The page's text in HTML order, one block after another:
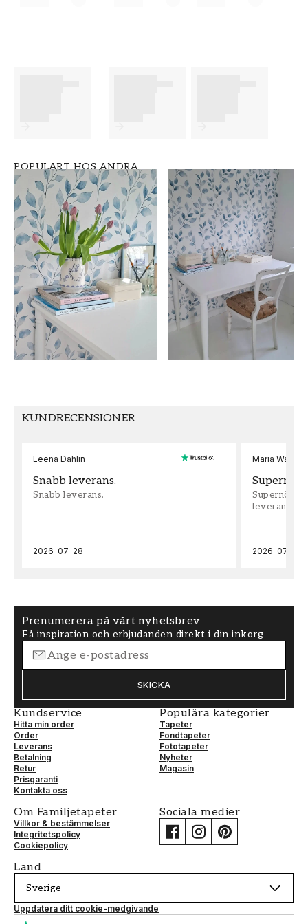
BREDD (m)
0,52 10
MÖNSTER
Marin
KOLLEKTION
Deauville 2
FÄRG
Blå
MÖNSTER HÖJD (cm)
53
TAPETTYP
Non-Woven
SEKUNDÄR FÄRG
Vit
POPULÄRT HOS ANDRA
KUNDRECENSIONER
Leena Dahlin
Snabb leverans.
Snabb leverans.
2026-07-28
Maria
leveran,
2026-07-22
Prenumerera på vårt nyhetsbrev
Få inspiration och erbjudanden direkt i din inkorg
SKICKA
Kundservice
Hitta min order
Order
Leverans
Betalning
Retur
Prisgaranti
Kontakta oss
Populära kategorier
Tapeter
Fondtapeter
Fototapeter
Nyheter
Magasin
Om Familjetapeter
Villkor & bestämmelser
Integritetspolicy
Cookiepolicy
Sociala medier
Land
Sverige
Uppdatera ditt cookie-medgivande